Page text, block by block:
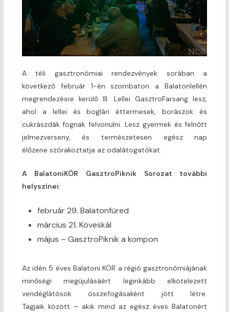
A téli gasztronómiai rendezvények sorában a
következő február 1-én szombaton a Balatonlellén
megrendezésre kerülő III. Lellei GasztroFarsang lesz,
ahol a lellei és boglári éttermesek, borászok és
cukrászdák fognak felvonulni. Lesz gyermek és felnőtt
jelmezverseny, és természetesen egész nap
élőzene szórakoztatja az odalátogatókat.
A BalatoniKÖR GasztroPiknik Sorozat további
helyszínei:
február 29. Balatonfüred
március 21. Köveskál
május – GasztroPiknik a kompon
Az idén 5 éves Balatoni KÖR a régió gasztronómiájának
minőségi megújulásáért leginkább elkötelezett
vendéglátósok összefogásaként jött létre.
Tagjaik között – akik mind az egész éves Balatonért